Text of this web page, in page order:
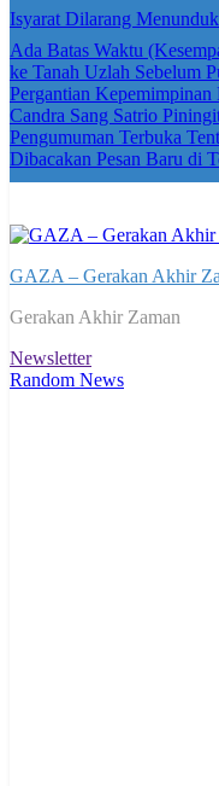
Ada Batas Waktu
ke Tanah Uzlah Sebelum
Pergantian
Candra Sang Satrio
Pengumuman Terbuka
Dibacakan Pesan Baru di
GAZA – Gerakan Akhir
Gerakan Akhir Zaman
Newsletter
Random News